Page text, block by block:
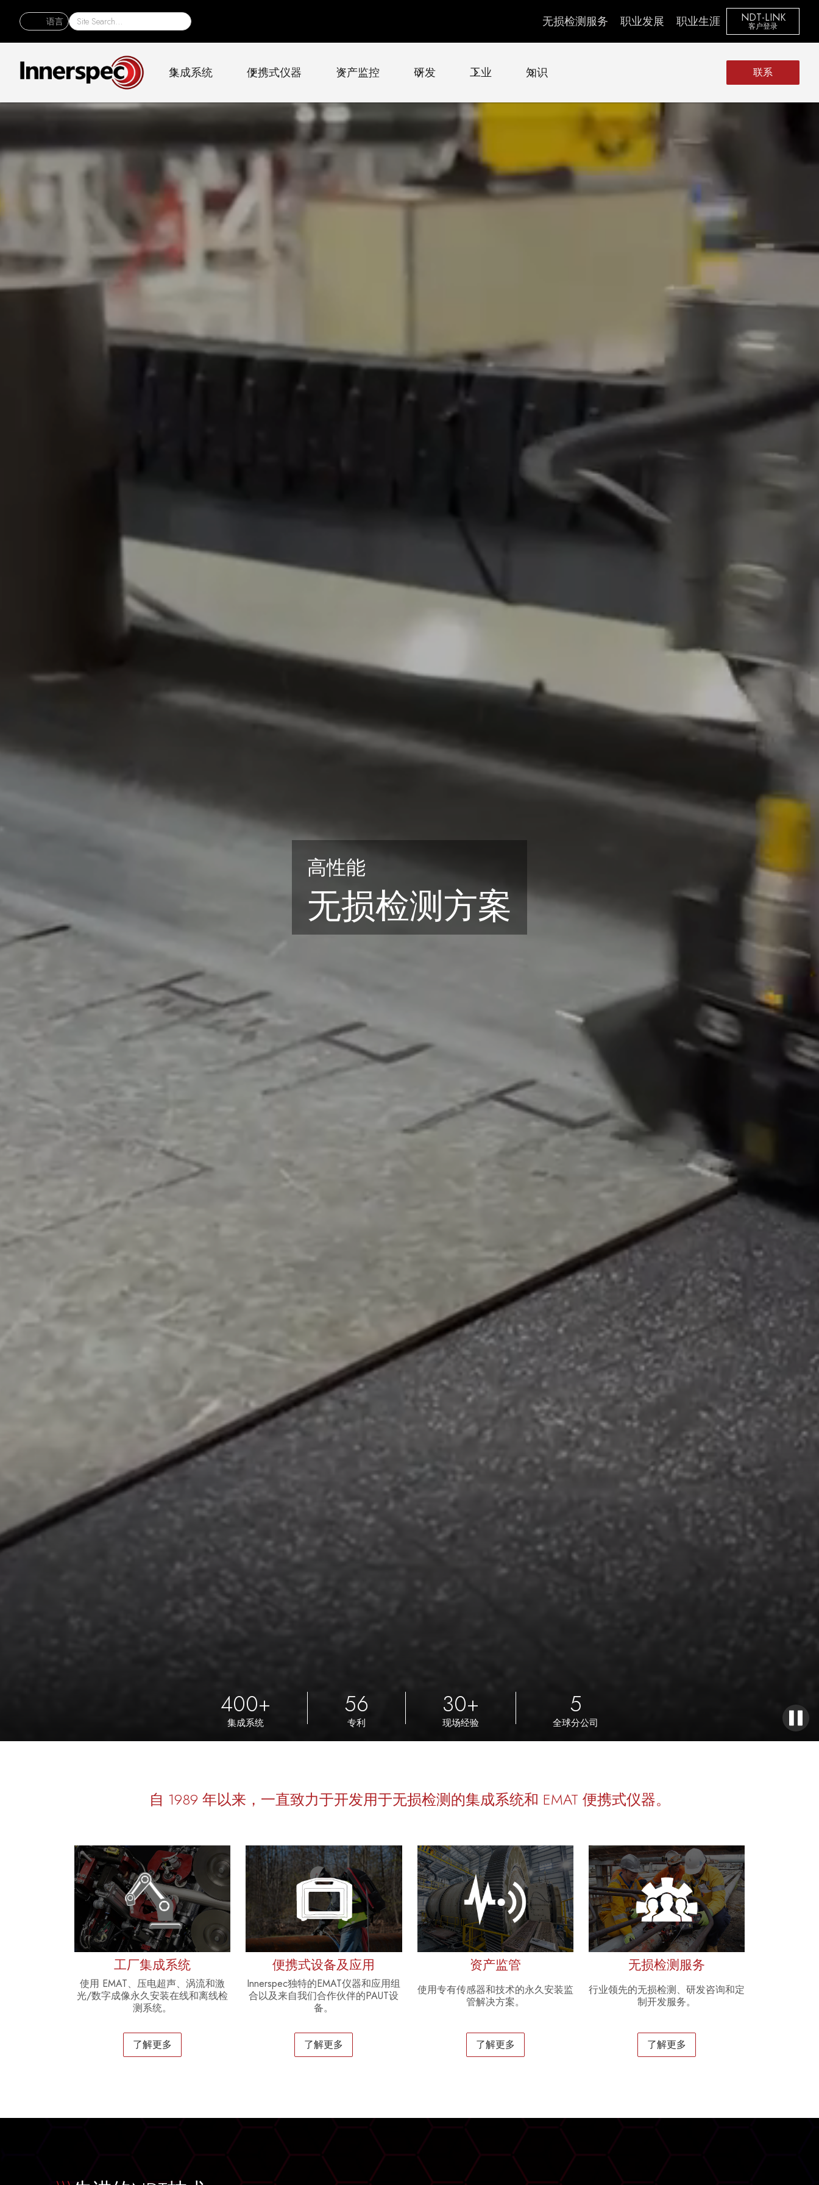
语言 无损检测服务 职业发展 职业生涯 NDT-LINK
客户登录
集成系统 便携式仪器 资产监控 研发 工业 知识 联系
高性能
无损检测方案
400+
集成系统
56
专利
30+
现场经验
5
全球分公司
自 1989 年以来，一直致力于开发用于无损检测的集成系统和 EMAT 便携式仪器。
工厂集成系统
使用 EMAT、压电超声、涡流和激
光/数字成像永久安装在线和离线检
测系统。
了解更多
便携式设备及应用
Innerspec独特的EMAT仪器和应用组
合以及来自我们合作伙伴的PAUT设
备。
了解更多
资产监管
使用专有传感器和技术的永久安装监
管解决方案。
了解更多
无损检测服务
行业领先的无损检测、研发咨询和定
制开发服务。
了解更多